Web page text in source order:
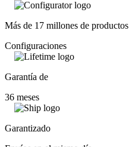
Más de 17 millones de productos
Configuraciones
Garantía de
36 meses
Garantizado